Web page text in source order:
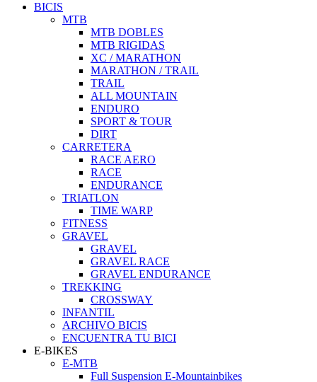
BICIS
MTB
MTB DOBLES
MTB RIGIDAS
XC / MARATHON
MARATHON / TRAIL
TRAIL
ALL MOUNTAIN
ENDURO
SPORT & TOUR
DIRT
CARRETERA
RACE AERO
RACE
ENDURANCE
TRIATLON
TIME WARP
FITNESS
GRAVEL
GRAVEL
GRAVEL RACE
GRAVEL ENDURANCE
TREKKING
CROSSWAY
INFANTIL
ARCHIVO BICIS
ENCUENTRA TU BICI
E-BIKES
E-MTB
Full Suspension E-Mountainbikes